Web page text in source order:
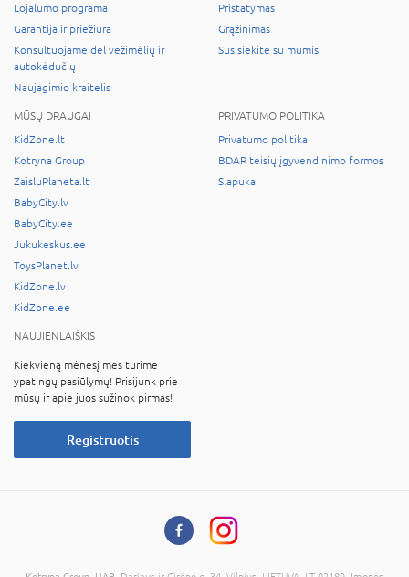
Lojalumo programa
Garantija ir priežiūra
Konsultuojame dėl vežimėlių ir
autokėdučių
Naujagimio kraitelis
Pristatymas
Grąžinimas
Susisiekite su mumis
MŪSŲ DRAUGAI
KidZone.lt
Kotryna Group
ZaisluPlaneta.lt
BabyCity.lv
BabyCity.ee
Jukukeskus.ee
ToysPlanet.lv
KidZone.lv
KidZone.ee
PRIVATUMO POLITIKA
Privatumo politika
BDAR teisių įgyvendinimo formos
Slapukai
NAUJIENLAIŠKIS
Kiekvieną mėnesį mes turime
ypatingų pasiūlymų! Prisijunk prie
mūsų ir apie juos sužinok pirmas!
Registruotis